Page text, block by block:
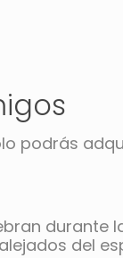
podrás
del